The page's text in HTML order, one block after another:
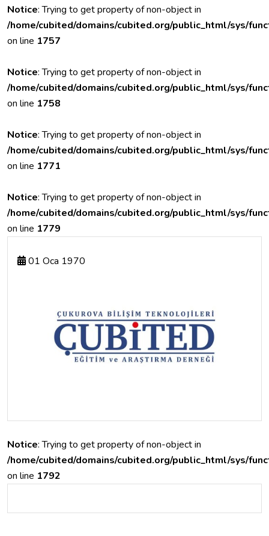
Notice: Trying to get property of non-object in
/home/cubited/domains/cubited.org/public_html/sys/
on line 1757
Notice: Trying to get property of non-object in
/home/cubited/domains/cubited.org/public_html/sys/
on line 1758
Notice: Trying to get property of non-object in
/home/cubited/domains/cubited.org/public_html/sys/
on line 1771
Notice: Trying to get property of non-object in
/home/cubited/domains/cubited.org/public_html/sys/
on line 1779
01 Oca 1970
Notice: Trying to get property of non-object in
/home/cubited/domains/cubited.org/public_html/sys/
on line 1792